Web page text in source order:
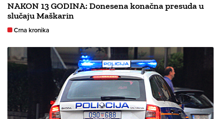
NAKON 13 GODINA: Donesena konačna presuda u
slučaju Maškarin
Crna kronika